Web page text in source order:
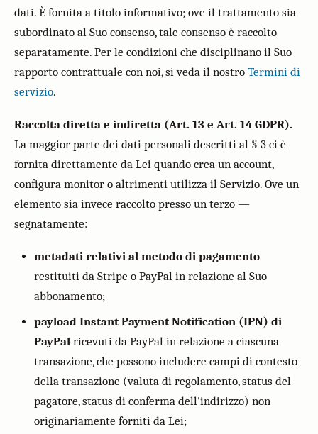
dati. È fornita a titolo informativo; ove il trattamento sia
subordinato al Suo consenso, tale consenso è raccolto
separatamente. Per le condizioni che disciplinano il Suo
rapporto contrattuale con noi, si veda il nostro Termini di
servizio.
Raccolta diretta e indiretta (Art. 13 e Art. 14 GDPR).
La maggior parte dei dati personali descritti al § 3 ci è
fornita direttamente da Lei quando crea un account,
configura monitor o altrimenti utilizza il Servizio. Ove un
elemento sia invece raccolto presso un terzo —
segnatamente:
metadati relativi al metodo di pagamento
restituiti da Stripe o PayPal in relazione al Suo
abbonamento;
payload Instant Payment Notification (IPN) di
PayPal ricevuti da PayPal in relazione a ciascuna
transazione, che possono includere campi di contesto
della transazione (valuta di regolamento, status del
pagatore, status di conferma dell'indirizzo) non
originariamente forniti da Lei;